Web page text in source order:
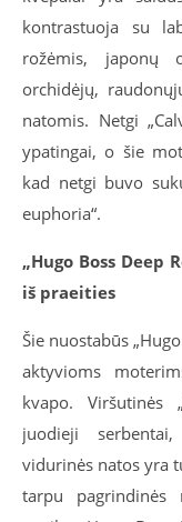
kontrastuoja su
rožėmis, japonų
orchidėjų,
natomis. Netgi
ypatingai, o šie
kad netgi buvo
euphoria“.
„Hugo Boss Deep
iš praeities
Šie nuostabūs
aktyvioms
kvapo. Viršutinės
juodieji
vidurinės natos yra
tarpu pagrindinės